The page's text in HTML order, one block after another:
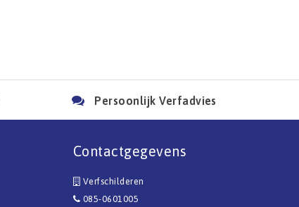
Persoonlijk Verfadvies
Contactgegevens
Verfschilderen
085-0601005